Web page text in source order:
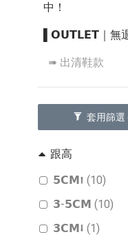
中！
▌𝗢𝗨𝗧𝗟𝗘𝗧｜無
➠ 出清鞋款
套用篩選
跟高
𝟱𝗖𝗠⭡ (10)
𝟯-𝟱𝗖𝗠 (10)
𝟯𝗖𝗠⭣ (1)